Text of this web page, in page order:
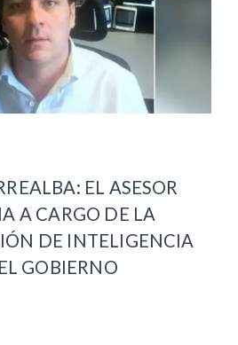
EL ASESOR
A CARGO DE LA
DE INTELIGENCIA
GOBIERNO